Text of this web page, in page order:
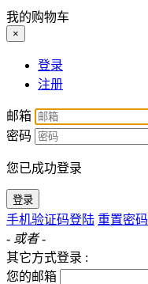
我的购物车
×
登录
注册
邮箱
密码
您已成功登录
登录
手机验证码登陆 重置密码
- 或者 -
其它方式登录 :
您的邮箱